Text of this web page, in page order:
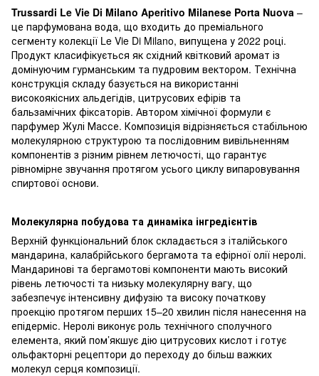
Trussardi Le Vie Di Milano Aperitivo Milanese Porta Nuova –
це парфумована вода, що входить до преміального
сегменту колекції Le Vie Di Milano, випущена у 2022 році.
Продукт класифікується як східний квітковий аромат із
домінуючим гурманським та пудровим вектором. Технічна
конструкція складу базується на використанні
високоякісних альдегідів, цитрусових ефірів та
бальзамічних фіксаторів. Автором хімічної формули є
парфумер Жулі Массе. Композиція відрізняється стабільною
молекулярною структурою та послідовним вивільненням
компонентів з різним рівнем летючості, що гарантує
рівномірне звучання протягом усього циклу випаровування
спиртової основи.
Молекулярна побудова та динаміка інгредієнтів
Верхній функціональний блок складається з італійського
мандарина, калабрійського бергамота та ефірної олії неролі.
Мандаринові та бергамотові компоненти мають високий
рівень летючості та низьку молекулярну вагу, що
забезпечує інтенсивну дифузію та високу початкову
проекцію протягом перших 15–20 хвилин після нанесення на
епідерміс. Неролі виконує роль технічного сполучного
елемента, який пом’якшує дію цитрусових кислот і готує
ольфакторні рецептори до переходу до більш важких
молекул серця композиції.